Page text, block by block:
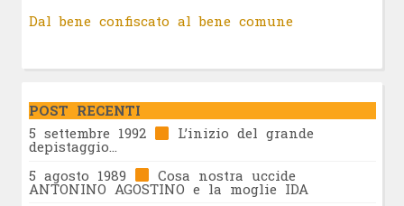
Dal bene confiscato al bene comune
POST RECENTI
5 settembre 1992
L’inizio del grande
depistaggio…
5 agosto 1989
Cosa nostra uccide
ANTONINO AGOSTINO e la moglie IDA